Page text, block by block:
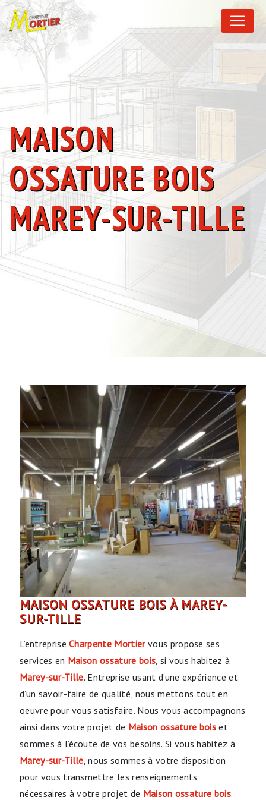
MAISON
OSSATURE BOIS
MAREY-SUR-TILLE
MAISON OSSATURE BOIS À MAREY-
SUR-TILLE
L’entrepriseCharpente Mortiervous propose ses
services en Maison ossature bois , si vous habitez à
Marey-sur-Tille. Entreprise usant d’une expérience et
d’un savoir-faire de qualité, nous mettons tout en
oeuvre pour vous satisfaire. Nous vous accompagnons
ainsi dans votre projet de Maison ossature bois et
sommes à l’écoute de vos besoins. Si vous habitez à
Marey-sur-Tille , nous sommes à votre disposition
pour vous transmettre les renseignements
nécessaires à votre projet de Maison ossature bois.
Panneau de gestion des cookies